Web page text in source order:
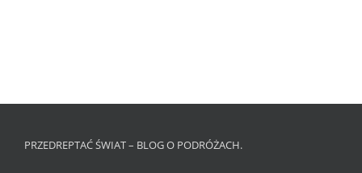
PRZEDREPTAĆ ŚWIAT – BLOG O PODRÓŻACH.